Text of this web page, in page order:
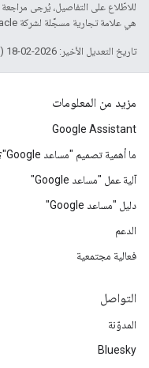
للاطّلاع على التفاصيل، يُرجى مراجعة
هي علامة تجارية مسجَّلة لشركة Oracle و/أو شركائها التابعين.
تاريخ التعديل الأخير: 2026-02-18 (حسب التوقيت العالمي المتفَّق عليه)
مزيد من المعلومات
Google Assistant
ما أهمية تصميم "مساعد Google"؟
آلية عمل "مساعد Google"
دليل "مساعد Google"
الدعم
فعالية مجتمعية
التواصل
المدوّنة
Bluesky